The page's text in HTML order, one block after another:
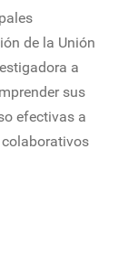
de la Unión
a
sus
efectivas a